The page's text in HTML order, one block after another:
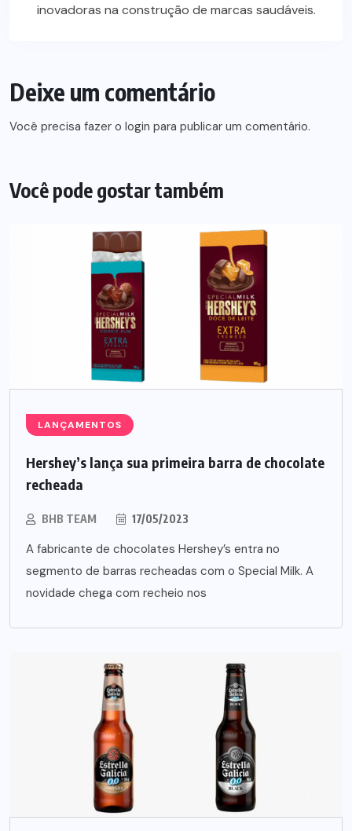
inovadoras na construção de marcas saudáveis.
Deixe um comentário
Você precisa fazer o login para publicar um comentário.
Você pode gostar também
LANÇAMENTOS
Hershey’s lança sua primeira barra de chocolate
recheada
BHB TEAM 17/05/2023
A fabricante de chocolates Hershey’s entra no
segmento de barras recheadas com o Special Milk. A
novidade chega com recheio nos